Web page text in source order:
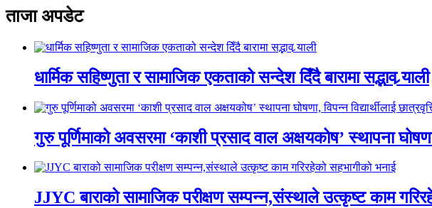
ताजा अपडेट
धार्मिक सहिष्णुता र सामाजिक एकताको सन्देश दिँदै बारामा सद्भाव र्‍याली
गुरु पूर्णिमाको अवसरमा ‘काशी प्रसाद वाल अक्षयकोष’ स्थापना घोषणा,
JJYC बाराको सामाजिक परीक्षण सम्पन्न,संस्थाले उत्कृष्ट काम